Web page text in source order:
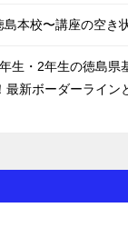
本校〜講座の空き
生・2年生の徳島県
最新ボーダーライン